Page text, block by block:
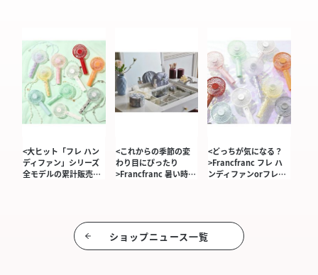
<大ヒット「フレ ハン
ディファン」シリーズ
全モデルの累計販売…
<これからの季節の変
わり目にぴったり
>Francfranc 暑い時…
<どっちが気になる？
>Francfranc フレ ハ
ンディファンorフレ…
ショップニュース⼀覧